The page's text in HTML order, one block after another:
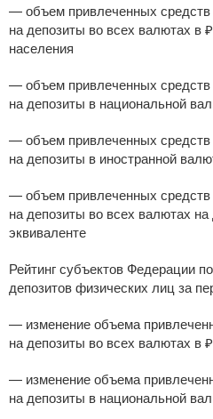
— объем привлеченных средств
на депозиты во всех валютах в
населения
— объем привлеченных средств
на депозиты в национальной
— объем привлеченных средств
на депозиты в иностранной
— объем привлеченных средств
на депозиты во всех валютах
эквиваленте
Рейтинг субъектов Федерации
депозитов физических лиц за
— изменение объема
на депозиты во всех валютах в
— изменение объема
на депозиты в национальной